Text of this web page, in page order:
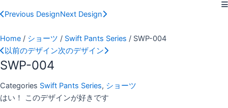
Previous DesignNext Design
Home / ショーツ / Swift Pants Series / SWP-004
以前のデザイン次のデザイン
SWP-004
Categories Swift Pants Series, ショーツ
はい！ このデザインが好きです